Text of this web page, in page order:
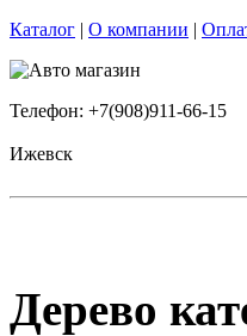
Каталог | О компании |
Телефон: +7(908)911-66-15
Ижевск
Дерево